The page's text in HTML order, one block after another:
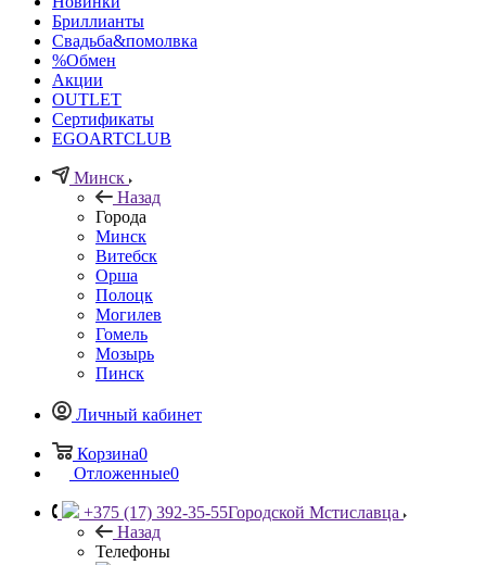
Бриллианты
Свадьба&помолвка
%Обмен
Акции
OUTLET
Сертификаты
EGOARTCLUB
Минск
Назад
Города
Минск
Витебск
Орша
Полоцк
Могилев
Гомель
Мозырь
Пинск
Личный кабинет
Корзина0
Отложенные0
+375 (17) 392-35-55Городской Мстиславца
Назад
Телефоны